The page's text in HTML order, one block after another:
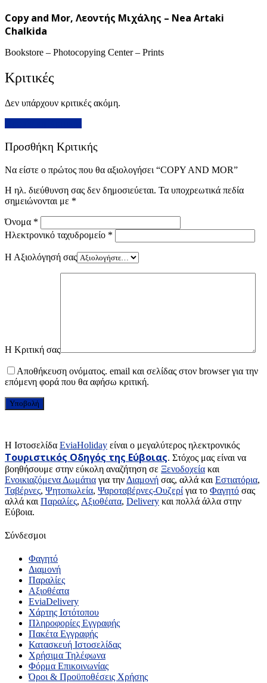
Copy and Mor, Λεοντής Μιχάλης – Nea Artaki
Chalkida
Bookstore – Photocopying Center – Prints
Κριτικές
Δεν υπάρχουν κριτικές ακόμη.
Προσθήκη Κριτικής
Να είστε ο πρώτος που θα αξιολογήσει “COPY AND MOR”
Η ηλ. διεύθυνση σας δεν δημοσιεύεται. Τα υποχρεωτικά πεδία
σημειώνονται με *
Όνομα *
Ηλεκτρονικό ταχυδρομείο *
Η Αξιολόγησή σας
Η Κριτική σας
Αποθήκευση ονόματος. email και σελίδας στον browser για την
επόμενη φορά που θα αφήσω κριτική.
H Ιστοσελίδα EviaHoliday είναι ο μεγαλύτερος ηλεκτρονικός
Τουριστικός Οδηγός της Εύβοιας. Στόχος μας είναι να
βοηθήσουμε στην εύκολη αναζήτηση σε Ξενοδοχεία και
Ενοικιαζόμενα Δωμάτια για την Διαμονή σας, αλλά και Εστιατόρια,
Ταβέρνες, Ψητοπωλεία, Ψαροταβέρνες-Ουζερί για το Φαγητό σας
αλλά και Παραλίες, Αξιοθέατα, Delivery και πολλά άλλα στην
Εύβοια.
Σύνδεσμοι
Φαγητό
Διαμονή
Παραλίες
Αξιοθέατα
EviaDelivery
Χάρτης Ιστότοπου
Πληροφορίες Εγγραφής
Πακέτα Εγγραφής
Κατασκευή Ιστοσελίδας
Χρήσιμα Τηλέφωνα
Φόρμα Επικοινωνίας
Όροι & Προϋποθέσεις Xρήσης